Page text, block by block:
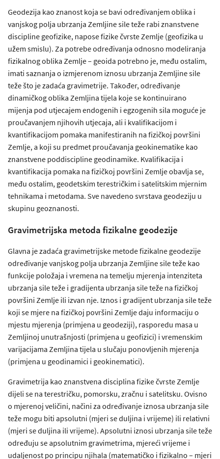
Geodezija kao znanost koja se bavi određivanjem oblika i
vanjskog polja ubrzanja Zemljine sile teže rabi znanstvene
discipline geofizike, napose fizike čvrste Zemlje (geofizika u
užem smislu). Za potrebe određivanja odnosno modeliranja
fizikalnog oblika Zemlje – geoida potrebno je, među ostalim,
imati saznanja o izmjerenom iznosu ubrzanja Zemljine sile
teže što je zadaća gravimetrije. Također, određivanje
dinamičkog oblika Zemljina tijela koje se kontinuirano
mijenja pod utjecajem endogenih i egzogenih sila moguće je
proučavanjem njihovih utjecaja, ali i kvalifikacijom i
kvantifikacijom pomaka manifestiranih na fizičkoj površini
Zemlje, a koji su predmet proučavanja geokinematike kao
znanstvene poddiscipline geodinamike. Kvalifikacija i
kvantifikacija pomaka na fizičkoj površini Zemlje obavlja se,
među ostalim, geodetskim terestričkim i satelitskim mjernim
tehnikama i metodama. Sve navedeno svrstava geodeziju u
skupinu geoznanosti.
Gravimetrijska metoda fizikalne geodezije
Glavna je zadaća gravimetrijske metode fizikalne geodezije
određivanje vanjskog polja ubrzanja Zemljine sile teže kao
funkcije položaja i vremena na temelju mjerenja intenziteta
ubrzanja sile teže i gradijenta ubrzanja sile teže na fizičkoj
površini Zemlje ili izvan nje. Iznos i gradijent ubrzanja sile teže
koji se mjere na fizičkoj površini Zemlje daju informaciju o
mjestu mjerenja (primjena u geodeziji), rasporedu masa u
Zemljinoj unutrašnjosti (primjena u geofizici) i vremenskim
varijacijama Zemljina tijela u slučaju ponovljenih mjerenja
(primjena u geodinamici i geokinematici).
Gravimetrija kao znanstvena disciplina fizike čvrste Zemlje
dijeli se na terestričku, pomorsku, zračnu i satelitsku. Ovisno
o mjerenoj veličini, načini za određivanje iznosa ubrzanja sile
teže mogu biti apsolutni (mjeri se duljina i vrijeme) ili relativni
(mjeri se duljina ili vrijeme). Apsolutni iznosi ubrzanja sile teže
određuju se apsolutnim gravimetrima, mjereći vrijeme i
udaljenost po principu njihala (matematičko i fizikalno – mjeri